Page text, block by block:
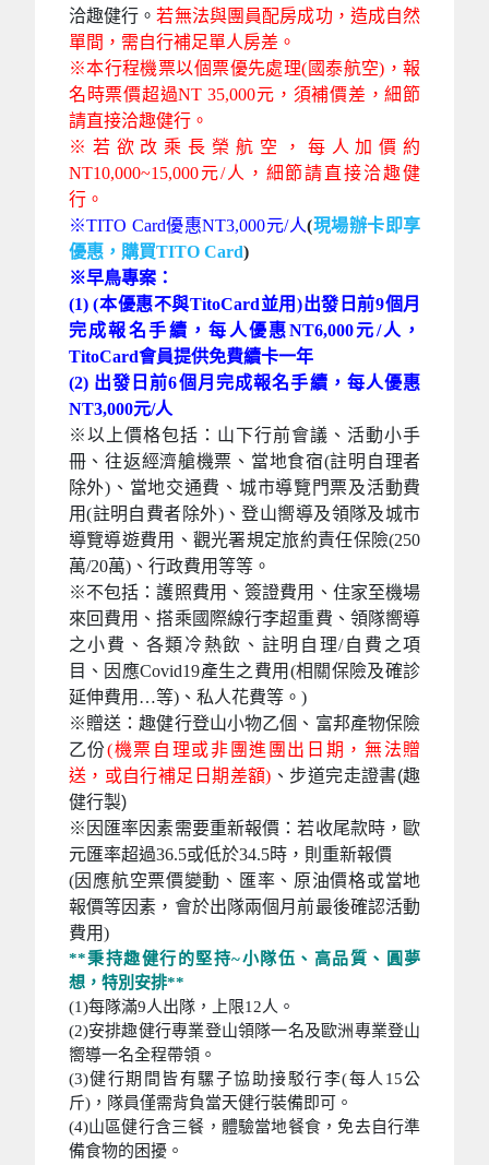
洽趣健行。若無法與團員配房成功，造成自然
單間，需自行補足單人房差。
※本行程機票以個票優先處理(國泰航空)，報
名時票價超過NT 35,000元，須補價差，細節
請直接洽趣健行。
※ 若欲改乘長榮航空，每人加價約
NT10,000~15,000元/人，細節請直接洽趣健
行。
※TITO Card優惠NT3,000元/人(現場辦卡即享
優惠， 購買TITO Card)
※早鳥專案：
(1) (本優惠不與TitoCard並用)出發日前9個月
完成報名手續，每人優惠NT6,000元/人，
TitoCard會員提供免費續卡一年
(2) 出發日前6個月完成報名手續，每人優惠
NT3,000元/人
※以上價格包括：山下行前會議、活動小手
冊、往返經濟艙機票、當地食宿(註明自理者
除外)、當地交通費、城市導覽門票及活動費
用(註明自費者除外)、登山嚮導及領隊及城市
導覽導遊費用、觀光署規定旅約責任保險(250
萬/20萬)、行政費用等等。
※不包括：護照費用、簽證費用、住家至機場
來回費用、搭乘國際線行李超重費、領隊嚮導
之小費、各類冷熱飲、註明自理/自費之項
目、因應Covid19產生之費用(相關保險及確診
延伸費用…等)、私人花費等。)
※贈送：趣健行登山小物乙個、富邦產物保險
乙份(機票自理或非團進團出日期，無法贈
送，或自行補足日期差額) 、步道完走證書(趣
健行製)
※因匯率因素需要重新報價：若收尾款時，歐
元匯率超過36.5或低於34.5時，則重新報價
(因應航空票價變動、匯率、原油價格或當地
報價等因素，會於出隊兩個月前最後確認活動
費用)
**秉持趣健行的堅持~小隊伍、高品質、圓夢
想，特別安排**
(1)每隊滿9人出隊，上限12人。
(2)安排趣健行專業登山領隊一名及歐洲專業登山
嚮導一名全程帶領。
(3)健行期間皆有騾子協助接駁行李(每人15公
斤)，隊員僅需背負當天健行裝備即可。
(4)山區健行含三餐，體驗當地餐食，免去自行準
備食物的困擾。